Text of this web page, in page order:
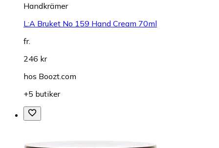
Handkrämer
L:A Bruket No 159 Hand Cream 70ml
fr.
246 kr
hos Boozt.com
+5 butiker